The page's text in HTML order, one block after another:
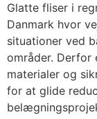
Glatte fliser i
Danmark hvor
situationer ved
områder.
materialer og
for at glide